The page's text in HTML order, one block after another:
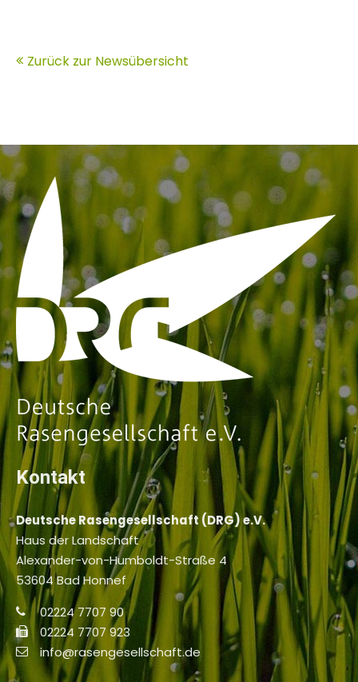
Zurück zur Newsübersicht
Kontakt
Deutsche Rasengesellschaft (DRG) e.V.
Haus der Landschaft
Alexander-von-Humboldt-Straße 4
53604 Bad Honnef
02224 7707 90
02224 7707 923
info@rasengesellschaft.de